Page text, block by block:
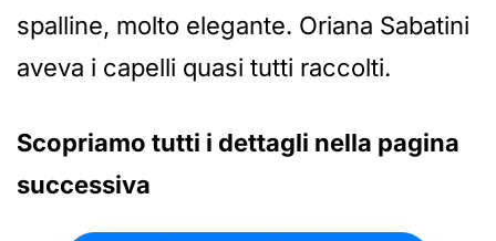
spalline, molto elegante. Oriana Sabatini
aveva i capelli quasi tutti raccolti.
Scopriamo tutti i dettagli nella pagina
successiva